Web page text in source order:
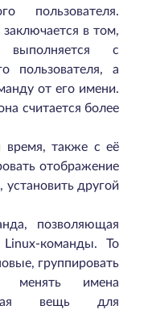
пользователя.
в том,
с
пользователя, а
от его имени.
считается более
время, также с её
отображение
другой
позволяющая
Linux-команды. То
группировать
менять имена
вещь для